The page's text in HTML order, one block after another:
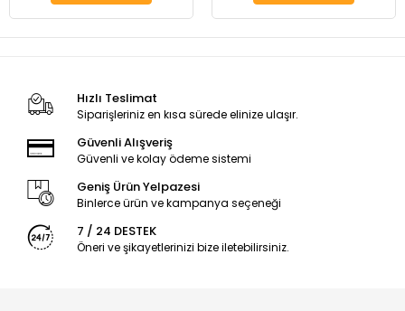
Hızlı Teslimat
Siparişleriniz en kısa sürede elinize ulaşır.
Güvenli Alışveriş
Güvenli ve kolay ödeme sistemi
Geniş Ürün Yelpazesi
Binlerce ürün ve kampanya seçeneği
7 / 24 DESTEK
Öneri ve şikayetlerinizi bize iletebilirsiniz.